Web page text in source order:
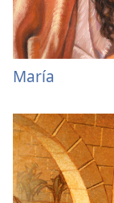
María